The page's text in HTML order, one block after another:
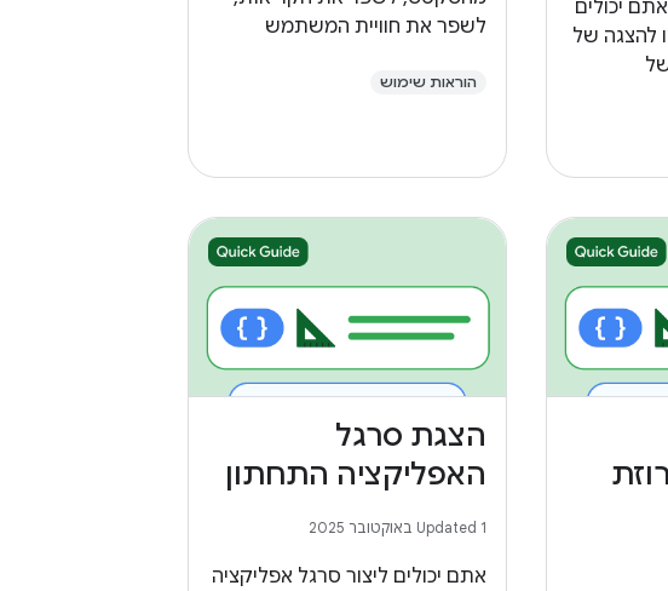
יכולים
להצגה של
לשפר את חוויית המשתמש
הוראות שימוש
הצגת סרגל
האפליקציה התחתון
Updated 1 באוקטובר 2025
אתם יכולים ליצור סרגל אפליקציה